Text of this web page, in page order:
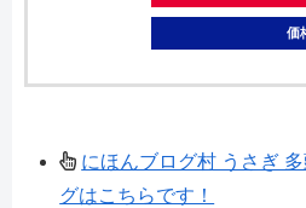
価
にほんブログ村 うさぎ
グはこちらです！